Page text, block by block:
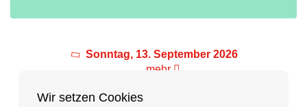
Wir setzen Cookies
Sonntag, 13. September 2026
mehr